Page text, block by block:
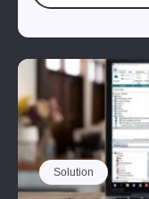
Solution